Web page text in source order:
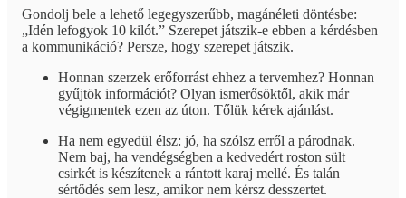
Gondolj bele a lehető legegyszerűbb, magánéleti döntésbe:
„Idén lefogyok 10 kilót.” Szerepet játszik-e ebben a kérdésben
a kommunikáció? Persze, hogy szerepet játszik.
Honnan szerzek erőforrást ehhez a tervemhez? Honnan
gyűjtök információt? Olyan ismerősöktől, akik már
végigmentek ezen az úton. Tőlük kérek ajánlást.
Ha nem egyedül élsz: jó, ha szólsz erről a párodnak.
Nem baj, ha vendégségben a kedvedért roston sült
csirkét is készítenek a rántott karaj mellé. És talán
sértődés sem lesz, amikor nem kérsz desszertet.